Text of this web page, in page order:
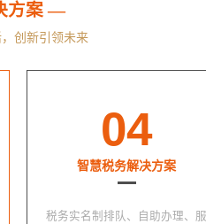
方案 —
创新引领未来
04
智慧税务解决方案
税务实名制排队、自助办理、服